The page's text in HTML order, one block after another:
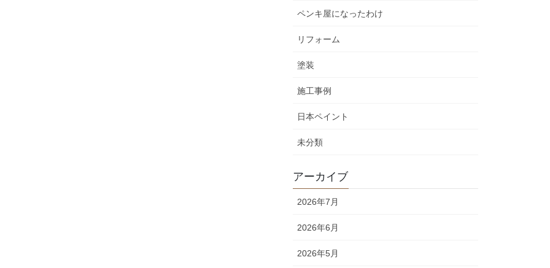
ペンキ屋になったわけ
リフォーム
塗装
施工事例
日本ペイント
未分類
アーカイブ
2026年7月
2026年6月
2026年5月